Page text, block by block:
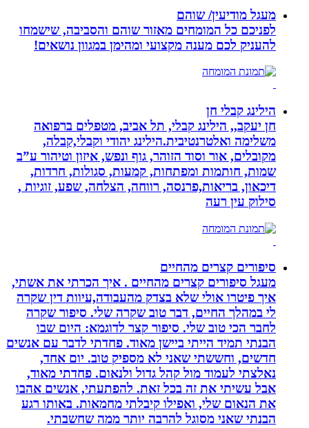
מעגל מודיעין/ שוהם
לפניכם כל המומחים מאזור שוהם והסביבה, שישמחו
להעניק לכם מענה מקצועי ומהימן במגוון נושאים!
הילינג קבלי חן
חן יעקב,, הילינג קבלי, תל אביב, מטפלים ברפואה
משלימה ואלטרנטיבית.הילינג יהודי וקבלי,קבלה,
מקובלים, אור וסוד הזוהר, גוף ונפש, איזון וטיהור ע”ב
שמות, חותמות ומפתחות, קמעות, סגולות, חרדות,
דיכאון, בריאות,פרנסה, רווחה, הצלחה, שפע, זוגיות ,
סילוק עין רעה
סיפורים קצרים מהחיים
מעגל סיפורים קצרים מהחיים . איך הכרתי את אשתי,
איך פיטרו אולי שלא בצדק מהעבודה,עיוות דין שקרה
לי במהלך החיים, דבר טוב שקרה שלי. סיפור שקרה
לחבר הכי טוב שלי. סיפור קצר לדוגמא: היום שבו
הבנתי תמיד הייתי ביישן מאוד. פחדתי לדבר עם אנשים
חדשים, וחששתי שאני לא מספיק טוב. יום אחד,
נאלצתי לעמוד מול קהל גדול ולנאום. פחדתי מאוד,
אבל עשיתי את זה בכל זאת. להפתעתי, אנשים אהבו
את הנאום שלי, ואפילו קיבלתי מחמאות. באותו רגע
הבנתי שאני מסוגל להרבה יותר ממה שחשבתי.